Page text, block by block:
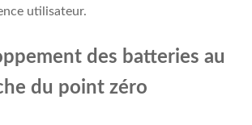
utilisateur.
des batteries au
du point zéro